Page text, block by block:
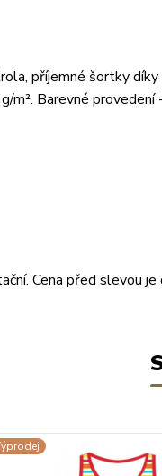
příjemné šortky
Barevné
Cena před slevou je